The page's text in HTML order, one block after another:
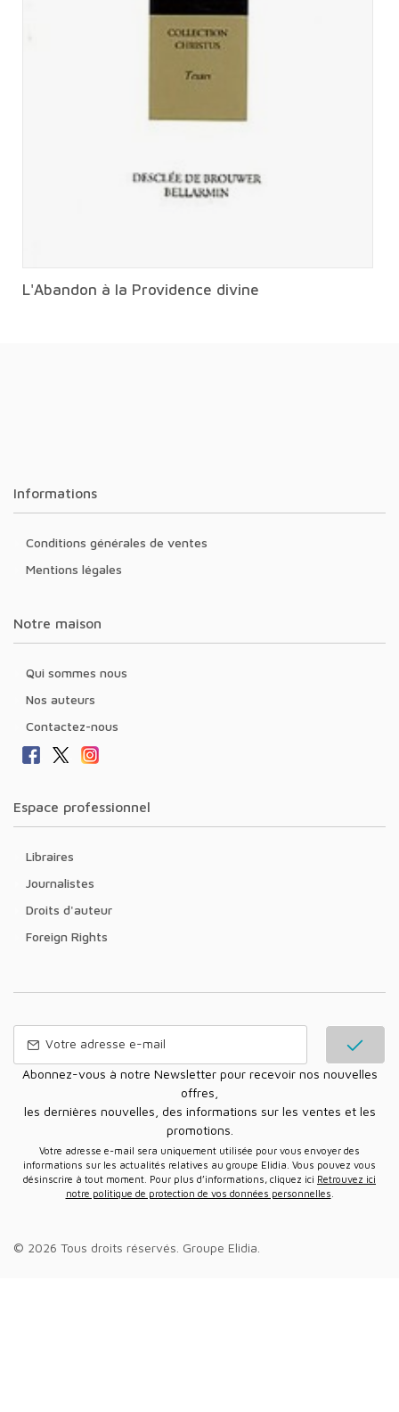
L'Abandon à la Providence divine
Informations
Conditions générales de ventes
Mentions légales
Notre maison
Qui sommes nous
Nos auteurs
Contactez-nous
Espace professionnel
Libraires
Journalistes
Droits d'auteur
Foreign Rights
Abonnez-vous à notre Newsletter pour recevoir nos nouvelles
offres,
les dernières nouvelles, des informations sur les ventes et les
promotions.
Votre adresse e-mail sera uniquement utilisée pour vous envoyer des
informations sur les actualités relatives au groupe Elidia. Vous pouvez vous
désinscrire à tout moment. Pour plus d’informations, cliquez ici Retrouvez ici
notre politique de protection de vos données personnelles
© 2026 Tous droits réservés. Groupe Elidia